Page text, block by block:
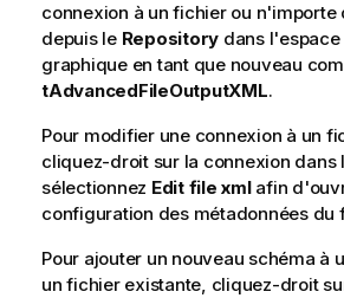
connexion à un fichier ou n'importe
depuis le Repository dans
graphique en tant que nouveau
tAdvancedFileOutputXML.
Pour modifier une connexion à un
cliquez-droit sur la connexion dans
sélectionnez Edit file xmlafin
configuration des métadonnées du
Pour ajouter un nouveau schéma à
un fichier existante, cliquez-droit